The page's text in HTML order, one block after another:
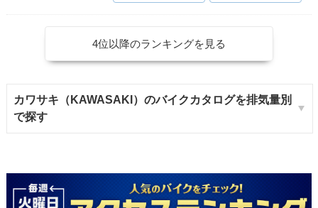
4位以降のランキングを見る
カワサキ（KAWASAKI）のバイクカタログを排気量別
で探す